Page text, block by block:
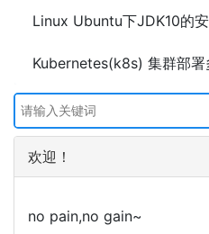
Linux Ubuntu下JDK10的
Kubernetes(k8s) 集群部
欢迎！
no pain,no gain~